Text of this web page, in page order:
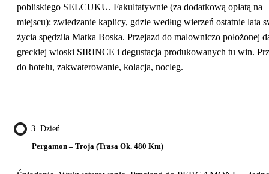
pobliskiego SELCUKU. Fakultatywnie (za dodatkową opłatą na
miejscu): zwiedzanie kaplicy, gdzie według wierzeń ostatnie lata
życia spędziła Matka Boska. Przejazd do malowniczo położonej
greckiej wioski SIRINCE i degustacja produkowanych tu win.
do hotelu, zakwaterowanie, kolacja, nocleg.
3. Dzień.
Pergamon – Troja (trasa Ok. 480 Km)